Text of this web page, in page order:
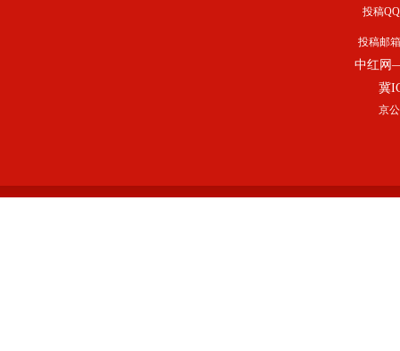
投稿
投稿邮
中红网
冀
京